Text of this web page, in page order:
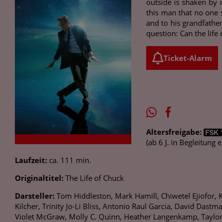
outside is shaken by
this man that no one
and to his
question: Can the
Ticket-Alarm
Altersfreigabe:
(ab 6 J. in Begleitung
Laufzeit: ca. 111 min.
Originaltitel: The Life of Chuck
Darsteller: Tom Hiddleston, Mark Hamill, Chiwetel Ejiofor,
Kilcher, Trinity Jo-Li Bliss, Antonio Raul Garcia, David
Violet McGraw, Molly C. Quinn, Heather Langenkamp,